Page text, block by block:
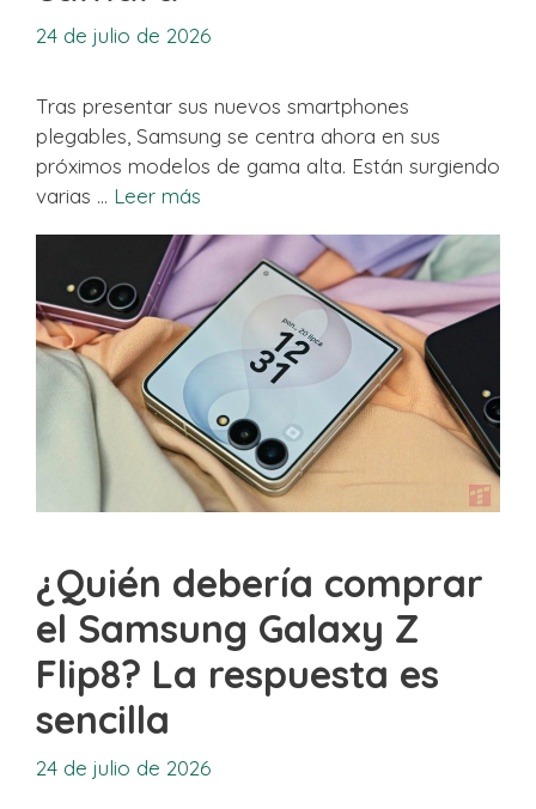
24 de julio de 2026
Tras presentar sus nuevos smartphones
plegables, Samsung se centra ahora en sus
próximos modelos de gama alta. Están surgiendo
varias … Leer más
¿Quién debería comprar
el Samsung Galaxy Z
Flip8? La respuesta es
sencilla
24 de julio de 2026